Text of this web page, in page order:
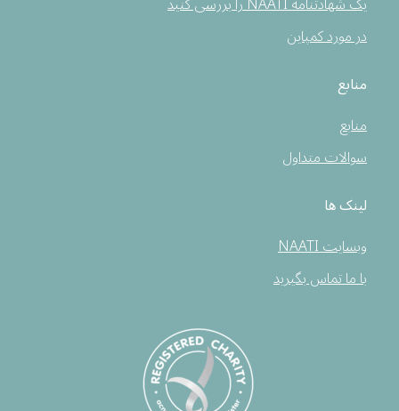
در مورد کمپاین
منابع
منابع
سوالات متداول
لینک ها
وبسایت NAATI
با ما تماس بگیرید